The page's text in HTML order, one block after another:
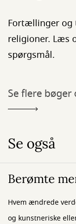
Fortællinger og
religioner. Læs
spørgsmål.
Se flere
Se også
Berømte
Hvem ændrede
og kunstneriske